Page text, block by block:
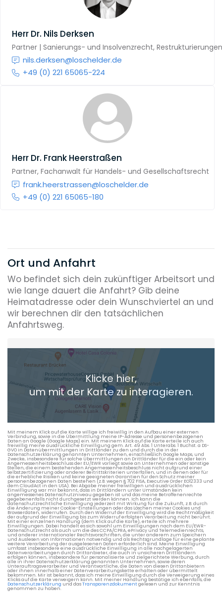
Herr Dr. Nils Derksen
Partner | Sanierungs- und Insolvenzrecht,
nils.derksen@loschelder.de
+49 (0) 221 65065-224
Herr Dr. Frank Heerstraßen
Partner, Fachanwalt für Handels- und Gesellschaftsrecht
frank.heerstrassen@loschelder.de
+49 (0) 221 65065-180
Ort und Anfahrt
Wo befindet sich dein zukünftiger Arbeitsort und
wie lange dauert die Anfahrt? Gib deine
Heimatadresse oder dein Wunschviertel an und
wir berechnen dir den tatsächlichen
Anfahrtsweg.
Heimatadresse oder Wunschort
+ Aktuellen Standort hinzufügen
Die berechneten Anreisezeiten basieren auf den
Verkehrsdaten eines typischen Dienstag morgens um 8:30.
Klicke hier,
um mit der Karte zu interagieren.
Mit meinem Klick auf die Karte willige ich freiwillig in den Aufbau einer externen
Verbindung, sowie in die Übermittlung meine IP-Adresse und personenbezogenen
Daten an Google (Google Maps) ein. Mit meinem Klick auf die Karte erteile ich auch
freiwillig meine ausdrückliche Einwilligung gem. Art. 49 Abs. 1 Unterabs. 1 Buchst. a DS-
GVO in Datenübermittlungen in Drittländer zu den und durch die in der
Datenschutzerklärung genannten Unternehmen, einschließlich Google Maps, und
Zwecke, insbesondere für solche Übermittlungen an Drittländer für die ein oder kein
Angemessenheitsbeschluss der EU/EWR vorliegt sowie an Unternehmen oder sonstige
Stellen, die einem bestehenden Angemessenheitsbeschluss nicht aufgrund einer
Selbstzertifizierung oder anderer Beitrittskriterien unterfallen, und in denen oder für
die erhebliche Risiken und keine geeigneten Garantien für den Schutz meiner
personenbezogenen Daten bestehen (z.B. wegen § 702 FISA, Executive Order EO12333 und
dem CloudAct in den USA). Bei Abgabe meiner freiwilligen und ausdrücklichen
Einwilligung war mir bekannt, dass in Drittländern unter Umständen kein
angemessenes Datenschutzniveau gegeben ist und das meine Betroffenenrechte
gegebenenfalls nicht durchgesetzt werden können. Ich kann die
datenschutzrechtliche Einwilligung jederzeit mit Wirkung für die Zukunft, z.B. durch
die Änderung meiner Cookie-Einstellungen oder das Löschen meiner Cookies und
Browserdaten, widerrufen. Durch den Widerruf der Einwilligung wird die Rechtmäßigkeit
der aufgrund der Einwilligung bis zum Widerruf erfolgten Verarbeitung nicht berührt.
Mit einer einzelnen Handlung (dem Klick auf die Karte), erteile ich mehrere
Einwilligungen. Dabei handelt es sich sowohl um Einwilligungen nach dem EU/EWR-
Datenschutzrecht als auch um die des CCPA/CPRA, ePrivacy und Telemedienrechts,
und anderer internationaler Rechtsvorschriften, die unter anderem zum Speichern
und Auslesen von Informationen notwendig und als Rechtsgrundlage für eine geplante
weitere Verarbeitung der ausgelesenen Daten erforderlich sind. Meine Einwilligung
umfasst insbesondere eine ausdrückliche Einwilligung in alle nachgelagerten
Datenverarbeitungen durch Drittanbieter, die auch in unsicheren Drittländern
erfolgen können, insbesondere für personalisierte und zielgerichtete Werbung, durch
alle in ihrer Datenschutzerklärung genannten Unternehmen, sowie deren
Unterauftragsverarbeiter und Verantwortliche, die Daten von diesen Drittanbietern
oder ihnen innerhalb einer Datenverarbeitungskette erhalten oder übermittelt
bekommen. Mir ist bekannt, dass ich meine Einwilligung durch die Verweigerung eines
Klicks auf die Karte verweigern kann. Mit meiner Handlung bestätige ich ebenfalls, die
Datenschutzerklärung und dasTransparenzdokumentgelesen und zur Kenntnis
genommen zu haben.